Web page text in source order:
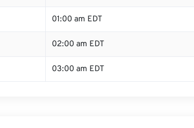
01:00 am EDT
02:00 am EDT
03:00 am EDT